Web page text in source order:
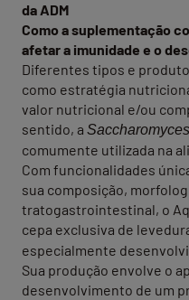
da ADM
Como a suplementação
afetar a imunidade e o
Diferentes tipos e
como estratégia
valor nutricional e/ou
sentido, a
comumente utilizada na
Com funcionalidades
sua composição,
tratogastrointestinal, o
cepa exclusiva de
especialmente
Sua produção envolve o
desenvolvimento de um